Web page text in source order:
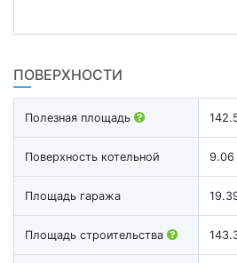
ПОВЕРХНОСТИ
Полезная площадь
Поверхность котельной
Площадь гаража
Площадь строительства